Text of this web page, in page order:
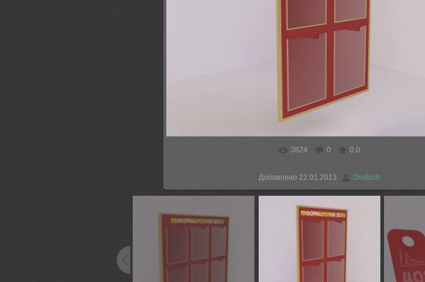
В реальном размере 1200x900
3824 0 0.0
Добавлено 22.01.2013 Dmitrich